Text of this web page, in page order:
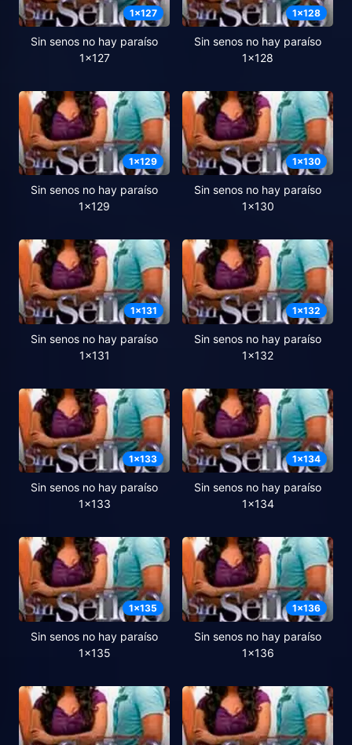
1x127
Sin senos no hay paraíso
1x127
1x128
Sin senos no hay paraíso
1x128
1x129
Sin senos no hay paraíso
1x129
1x130
Sin senos no hay paraíso
1x130
1x131
Sin senos no hay paraíso
1x131
1x132
Sin senos no hay paraíso
1x132
1x133
Sin senos no hay paraíso
1x133
1x134
Sin senos no hay paraíso
1x134
1x135
Sin senos no hay paraíso
1x135
1x136
Sin senos no hay paraíso
1x136